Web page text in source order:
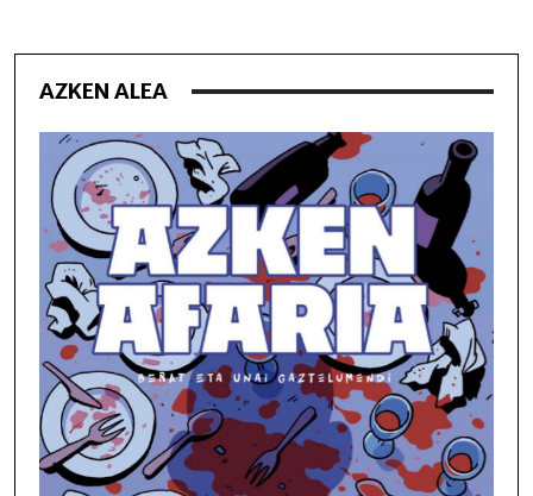
AZKEN ALEA